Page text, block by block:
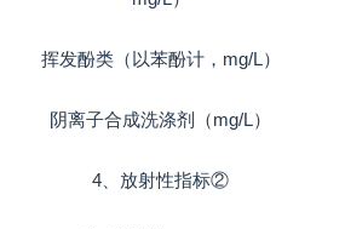
挥发酚类（以苯酚计，mg/L）
阴离子合成洗涤剂（mg/L）
4、放射性指标②